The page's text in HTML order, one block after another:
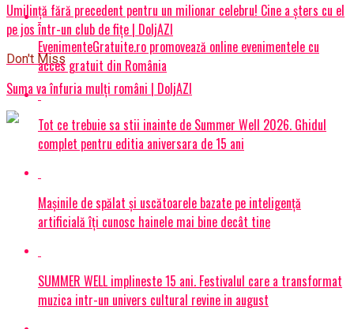
Umilință fără precedent pentru un milionar celebru! Cine a șters cu el
pe jos într-un club de fițe | DoljAZI
Don't Miss
Suma va înfuria mulți români | DoljAZI
EvenimenteGratuite.ro promovează online evenimentele cu
acces gratuit din România
Tot ce trebuie sa stii inainte de Summer Well 2026. Ghidul
complet pentru editia aniversara de 15 ani
Mașinile de spălat și uscătoarele bazate pe inteligență
artificială îți cunosc hainele mai bine decât tine
SUMMER WELL implineste 15 ani. Festivalul care a transformat
muzica intr-un univers cultural revine in august